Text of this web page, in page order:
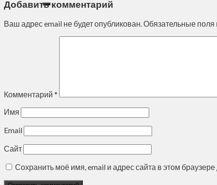
Добавить комментарий
Ваш адрес email не будет опубликован.Обязательные
Комментарий *
Имя
Email
Сайт
Сохранить моё имя, email и адрес сайта в этом